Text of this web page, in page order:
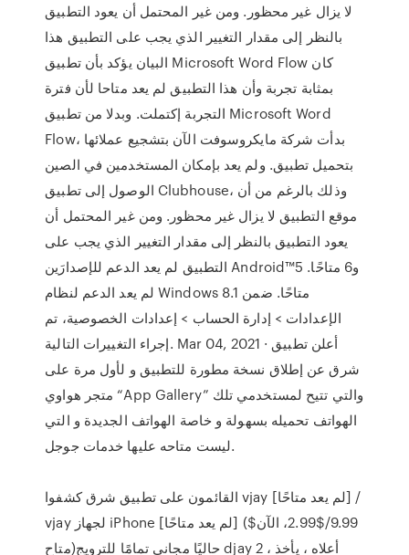
لا يزال غير محظور. ومن غير المحتمل أن يعود التطبيق
بالنظر إلى مقدار التغيير الذي يجب على التطبيق هذا
البيان يؤكد بأن تطبيق Microsoft Word Flow كان
بمثابة تجربة وأن هذا التطبيق لم يعد متاحا لأن فترة
التجربة إكتملت. وبدلا من تطبيق Microsoft Word
Flow، بدأت شركة مايكروسوفت الآن بتشجيع عملائها
بتحميل تطبيق. ولم يعد بإمكان المستخدمين في الصين
الوصول إلى تطبيق Clubhouse، وذلك بالرغم من أن
موقع التطبيق لا يزال غير محظور. ومن غير المحتمل أن
يعود التطبيق بالنظر إلى مقدار التغيير الذي يجب على
التطبيق لم يعد الدعم للإصدارَين Android™5 و6 متاحًا.
لم يعد الدعم لنظام Windows 8.1 متاحًا. ضمن
الإعدادات > إدارة الحساب > إعدادات الخصوصية، تم
إجراء التغييرات التالية. Mar 04, 2021 · أعلن تطبيق
شرق عن إطلاق نسخة مطورة للتطبيق و لأول مرة على
متجر هواوي “App Gallery” والتي تتيح لمستخدمي تلك
الهواتف تحميله بسهولة و خاصة الهواتف الجديدة و التي
ليست متاحه عليها خدمات جوجل.
القائمون على تطبيق شرق كشفوا vjay [لم يعد متاحًا] /
vjay لجهاز iPhone [لم يعد متاحًا] ($9.99/$2.99، الآن
متاح)حاليًا مجاني تمامًا للترويج djay 2 ، أعلاه ، يأخذ